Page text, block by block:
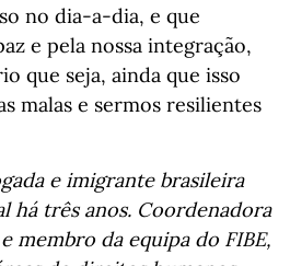
no dia-a-dia, e que
e pela nossa integração,
que seja, ainda que isso
malas e sermos resilientes
e imigrante brasileira
há três anos. Coordenadora
membro da equipa do FIBE,